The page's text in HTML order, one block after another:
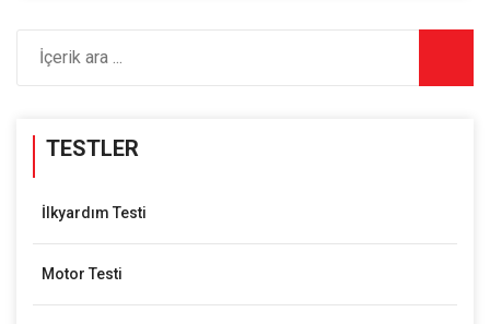
TESTLER
İlkyardım Testi
Motor Testi